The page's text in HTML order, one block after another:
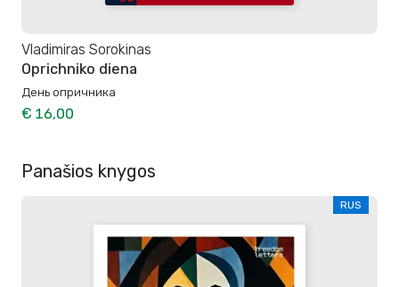
Vladimiras Sorokinas
Oprichniko diena
День опричника
€ 16,00
Panašios knygos
RUS